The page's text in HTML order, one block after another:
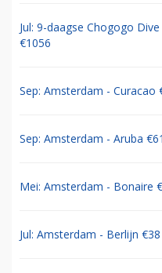
Jul: 9-daagse Chogogo
€1056
Sep: Amsterdam - Curacao
Sep: Amsterdam - Aruba
Mei: Amsterdam - Bonaire
Jul: Amsterdam - Berlijn €38